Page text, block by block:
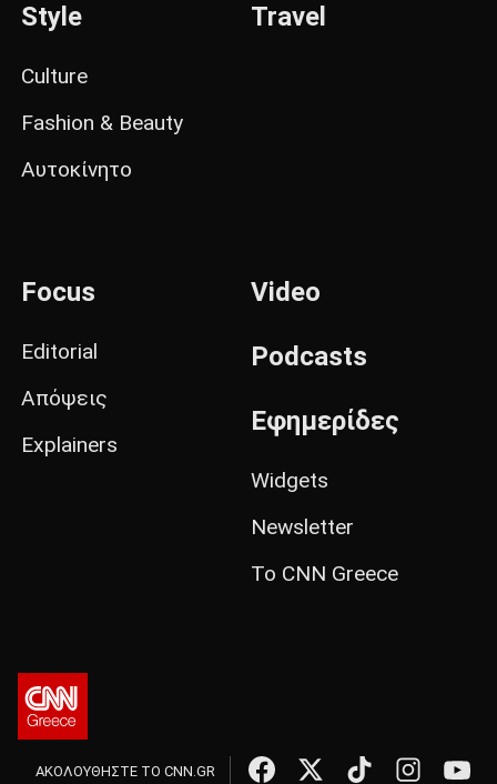
Style
Culture
Fashion & Beauty
Αυτοκίνητο
Travel
Focus
Editorial
Απόψεις
Explainers
Video
Podcasts
Εφημερίδες
Widgets
Newsletter
Το CNN Greece
ΑΚΟΛΟΥΘΗΣΤΕ ΤΟ CNN.GR